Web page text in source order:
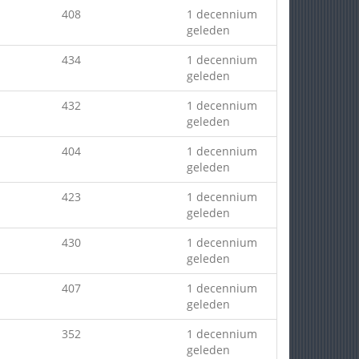
408
1 decennium
geleden
434
1 decennium
geleden
432
1 decennium
geleden
404
1 decennium
geleden
423
1 decennium
geleden
430
1 decennium
geleden
407
1 decennium
geleden
352
1 decennium
geleden